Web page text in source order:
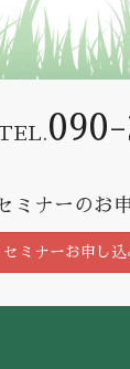
ミナーのお
セミナーお申し込